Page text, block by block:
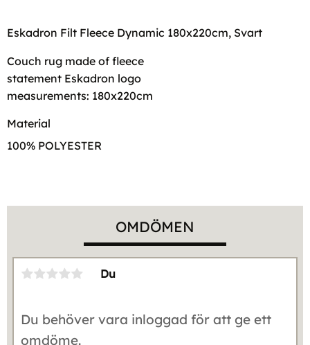
Eskadron Filt Fleece Dynamic 180x220cm, Svart
Couch rug made of fleece
statement Eskadron logo
measurements: 180x220cm
Material
100% POLYESTER
OMDÖMEN
Du